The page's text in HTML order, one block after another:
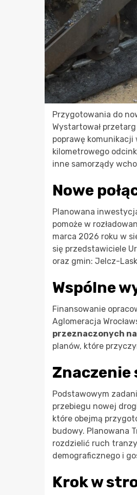
Przygotowania do
Wystartował
poprawę komunikacji
kilometrowego
inne samorządy
Nowe
Planowana
pomoże w
marca 2026 roku w
się przedstawiciele
oraz gmin: Jelcz-
Wspólne
Finansowanie
Aglomeracja
przeznaczonych
planów, które
Podstawowym
przebiegu nowej
które obejmą
budowy. Planowana
rozdzielić ruch
demograficznego i
Krok w